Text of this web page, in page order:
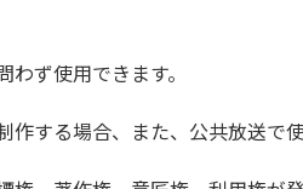
ず使用できます。
作する場合、また、公共放送で